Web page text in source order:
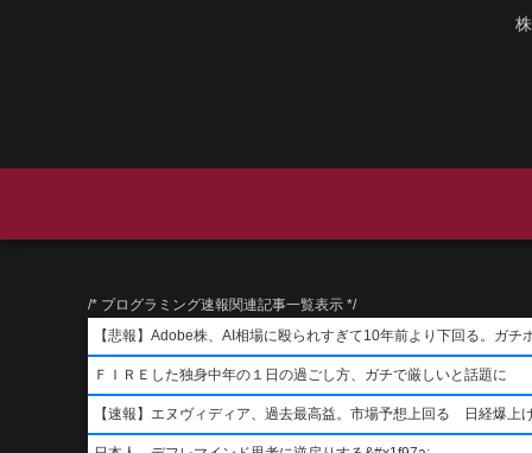
/* プログラミング速報関連記事一覧表示 */
【悲報】Adobe株、AI相場に殴られすぎて10年前より下回る。ガチ
ＦＩＲＥした独身中年の１日の過ごし方、ガチで厳しいと話題に
【速報】エヌヴィディア、過去最高益。市場予想上回る 日経爆上